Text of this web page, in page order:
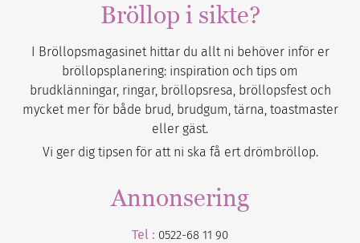
Bröllop i sikte?
I Bröllopsmagasinet hittar du allt ni behöver inför er
bröllopsplanering: inspiration och tips om
brudklänningar, ringar, bröllopsresa, bröllopsfest och
mycket mer för både brud, brudgum, tärna, toastmaster
eller gäst.
Vi ger dig tipsen för att ni ska få ert drömbröllop.
Annonsering
Tel : 0522-68 11 90